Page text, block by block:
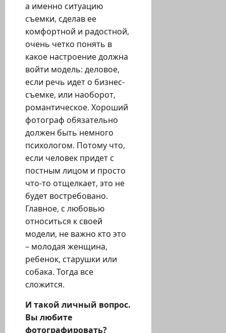
а именно ситуацию
съемки, сделав ее
комфортной и радостной,
очень четко понять в
какое настроение должна
войти модель: деловое,
если речь идет о бизнес-
съемке, или наоборот,
романтическое. Хороший
фотограф обязательно
должен быть немного
психологом. Потому что,
если человек придет с
постным лицом и просто
что-то отщелкает, это не
будет востребовано.
Главное, с любовью
относиться к своей
модели, не важно кто это
– молодая женщина,
ребенок, старушки или
собака. Тогда все
сложится.
И такой личный вопрос.
Вы любите
фотографировать?